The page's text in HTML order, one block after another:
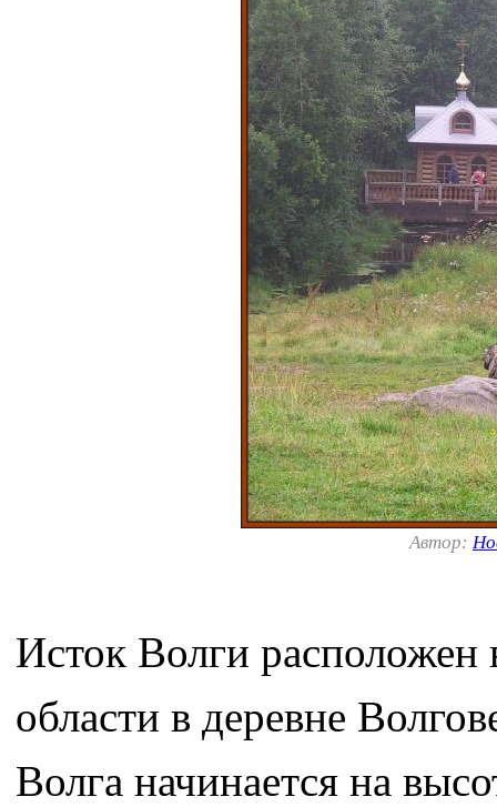
Автор:
Исток Волги расположен
области в деревне
Волга начинается на